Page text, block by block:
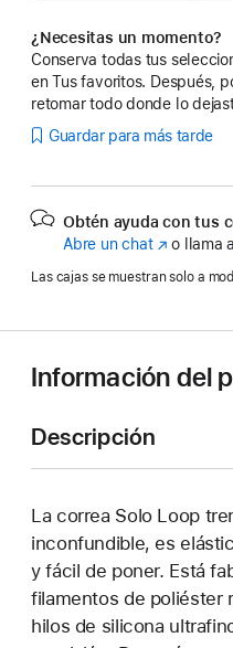
¿Necesitas un momento?
Conserva todas tus
en Tus favoritos. Después,
retomar todo donde lo
Guardar para más tarde
Obtén ayuda con tus
Abre un chat(Se
abre
ventana
o llama
Las cajas se muestran solo a
Información del
Descripción
La correa Solo Loop
inconfundible, es
y fácil de poner. Está
filamentos de poliéster
hilos de silicona